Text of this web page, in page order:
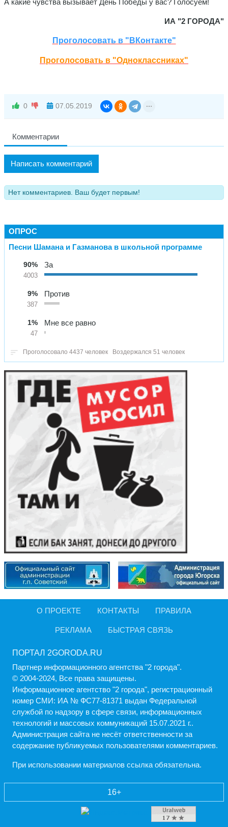
ИА "2 ГОРОДА"
Проголосовать в "ВКонтакте"
Проголосовать в "Одноклассниках"
0 07.05.2019
Комментарии
Написать комментарий
Нет комментариев. Ваш будет первым!
ОПРОС
Песни Шамана и Газманова в школьной программе
90%
4003
За
9%
387
Против
1%
47
Мне все равно
Проголосовало 4437 человек Воздержался 51 человек
О ПРОЕКТЕ КОНТАКТЫ ПРАВИЛА
РЕКЛАМА БЫСТРАЯ СВЯЗЬ
ПОРТАЛ 2GORODA.RU
Партнер информационного агентства "2 города".
© 2004-2024, Все права защищены.
Информационное агентство "2 города", регистрационный
номер СМИ: ИА № ФС77-81371 выдан Федеральной
службой по надзору в сфере связи, информационных
технологий и массовых коммуникаций 15.07.2021 г..
Администрация cайта не несёт ответственности за
содержание публикуемых пользователями комментариев.
При использовании материалов ссылка обязательна.
16+